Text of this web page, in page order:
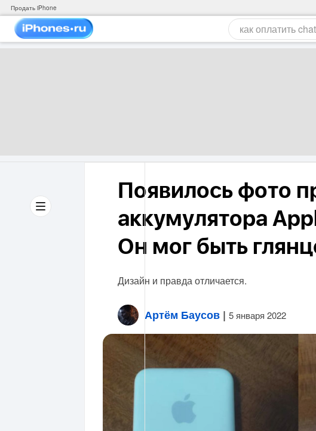
Продать iPhone
Появилось фото
аккумулятора
Он мог быть
Дизайн и правда отличается.
Артём Баусов | 5 января 2022